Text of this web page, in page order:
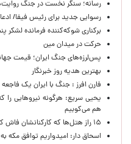
رسانه؛ سنگر نخست در جنگ
رسوایی جدید برای رئیس فیفا/ ادعای
برکناری شوکه‌کننده فرمانده لشکر
حركت در ميدان مين
پس‌لرزه‌های جنگ ایران؛ قیمت
بهترین هدیه روز خبرنگار
فارن افرز : جنگ با ایران یک فاجعه
یحیی سریع: هرگونه نیروهایی را
هم می‌کوبیم
۱۵ راز هتل‌ها که کارکنانشان فاش کردند
اسحاق دار: امیدواریم توافق مکه